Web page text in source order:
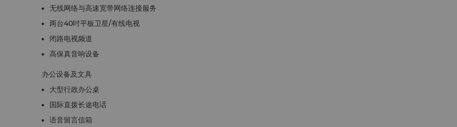
无线网络与高速宽带网络连接服务
两台40吋平板卫星/有线电视
闭路电视频道
高保真音响设备
办公设备及文具
大型行政办公桌
国际直拨长途电话
语音留言信箱